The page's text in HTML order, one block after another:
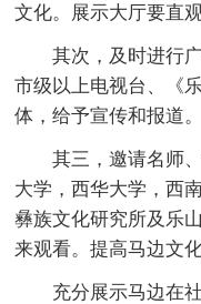
文化。展示大厅要直
其次，及时进行
市级以上电视台、《
体，给予宣传和报道。
其三，邀请名师
大学，西华大学，西
彝族文化研究所及乐
来观看。提高马边文
充分展示马边在